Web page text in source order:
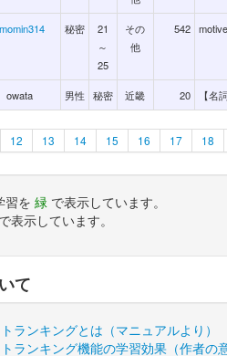
秘密
21
～
25
その
他
542
owata 男性 秘密 近畿 20 【名
12 13 14 15 16 17 18
習を 緑で表示しています。
表示しています。
て
ランキングとは（マニュアルより）
ランキング機能の学習効果（作者の